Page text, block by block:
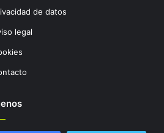
de datos
legal